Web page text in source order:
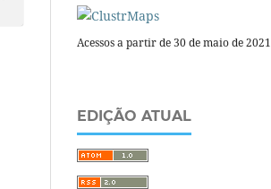
Acessos a partir de 30 de maio de 2021
EDIÇÃO ATUAL